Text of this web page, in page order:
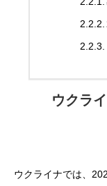
ウクラ
ウクライナでは、